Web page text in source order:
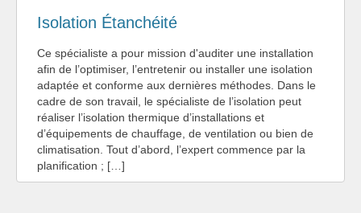
Isolation Étanchéité
Ce spécialiste a pour mission d'auditer une installation
afin de l’optimiser, l’entretenir ou installer une isolation
adaptée et conforme aux dernières méthodes. Dans le
cadre de son travail, le spécialiste de l’isolation peut
réaliser l’isolation thermique d’installations et
d’équipements de chauffage, de ventilation ou bien de
climatisation. Tout d’abord, l’expert commence par la
planification ; […]